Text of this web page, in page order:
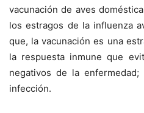
vacunación de aves
los estragos de la influenza
que, la vacunación es una
la respuesta inmune que
negativos de la
infección.